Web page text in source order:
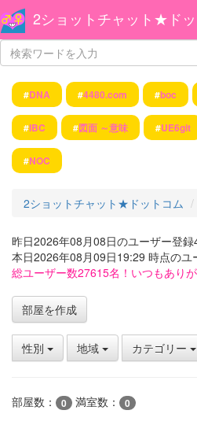
2ショットチャット★ド
#DNA #4480.com #boc
#IBC #図面 ～意味 #UE6git
#NOC
2ショットチャット★ドットコム
昨日2026年08月08日のユーザー登録
本日2026年08月09日19:29 時点のユ
総ユーザー数27615名！いつもありが
部屋を作成
性別 地域 カテゴリー
部屋数： 0 満室数： 0